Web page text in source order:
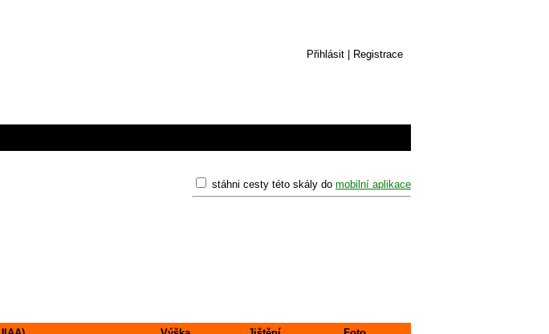
Přihlásit Registrace
stáhni cesty této skály do mobilní aplikace